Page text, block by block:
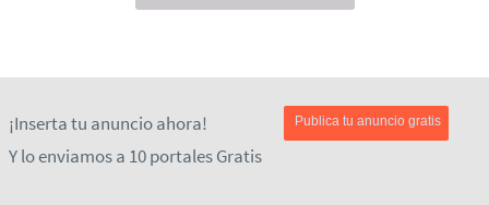
¡Inserta tu anuncio ahora!
Y lo enviamos a 10 portales Gratis
Publica tu anuncio gratis